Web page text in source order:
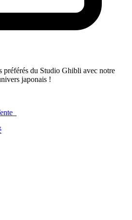
préférés du Studio Ghibli avec notre
japonais !